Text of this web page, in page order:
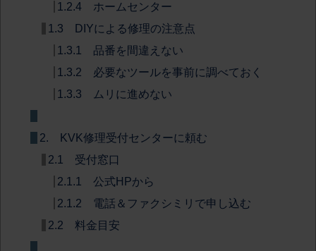
1.2.4 ホームセンター
1.3 DIYによる修理の注意点
1.3.1 品番を間違えない
1.3.2 必要なツールを事前に調べておく
1.3.3 ムリに進めない
2. KVK修理受付センターに頼む
2.1 受付窓口
2.1.1 公式HPから
2.1.2 電話＆ファクシミリで申し込む
2.2 料金目安